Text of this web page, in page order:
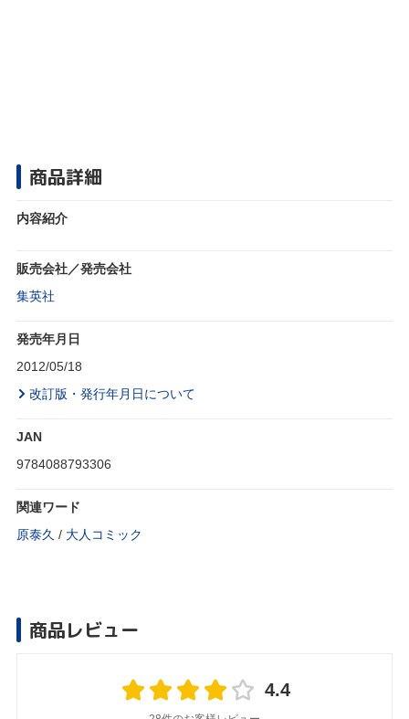
商品詳細
内容紹介
販売会社／発売会社
集英社
発売年月日
2012/05/18
改訂版・発行年月日について
JAN
9784088793306
関連ワード
原泰久 / 大人コミック
商品レビュー
4.4